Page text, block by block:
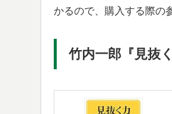
かるので、購入する際の
竹内一郎『見抜